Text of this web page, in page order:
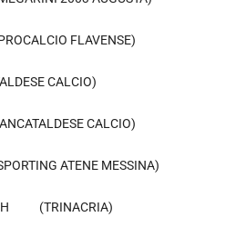
(PROCALCIO FLAVENSE)
CALCIO)
(SANCATALDESE CALCIO)
ATENE MESSINA)
(TRINACRIA)